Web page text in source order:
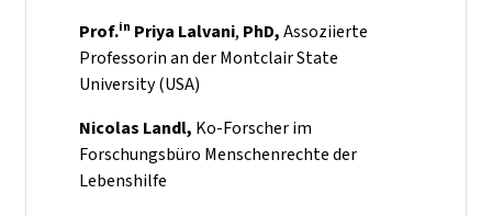
Prof.in Priya Lalvani, PhD,Assoziierte
Professorin an der Montclair State
University (USA)
Nicolas Landl, Ko-Forscher im
Forschungsbüro Menschenrechte der
Lebenshilfe